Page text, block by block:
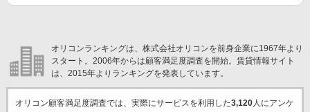
オリコンランキングは、株式会社オリコンを前身企業に1967年より
スタート。2006年からは顧客満足度調査を開始。賃貸情報サイト
は、2015年よりランキングを発表しています。
オリコン顧客満足度調査では、実際にサービスを利用した3,120人にアンケ